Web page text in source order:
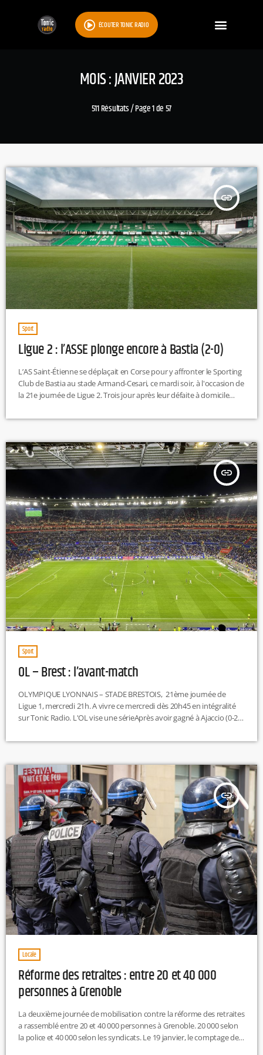
ÉCOUTER TONIC RADIO
MOIS : JANVIER 2023
511 Résultats / Page 1 de 57
insert_link
Sport
Ligue 2 : l’ASSE plonge encore à Bastia (2-0)
L’AS Saint-Étienne se déplaçait en Corse pour y affronter le Sporting
Club de Bastia au stade Armand-Cesari, ce mardi soir, à l'occasion de
la 21e journée de Ligue 2. Trois jour après leur défaite à domicile
avant cette rencontre avec un petit point d'avance sur Niort, la
respectivement 18e et 17e, et […]
insert_link
Sport
OL – Brest : l’avant-match
OLYMPIQUE LYONNAIS – STADE BRESTOIS, 21ème journée de
Ligue 1, mercredi 21h. A vivre ce mercredi dès 20h45 en intégralité
sur Tonic Radio. L'OL vise une sérieAprès avoir gagné à Ajaccio (0-2),
Troyes samedi. Cela permettrait à l'OL de signer quatre victoires
première fois de la saison, trois succès de suite […]
insert_link
Locale
Réforme des retraites : entre 20 et 40 000
personnes à Grenoble
La deuxième journée de mobilisation contre la réforme des retraites
a rassemblé entre 20 et 40 000 personnes à Grenoble. 20 000 selon
la police et 40 000 selon les syndicats. Le 19 janvier, le comptage de